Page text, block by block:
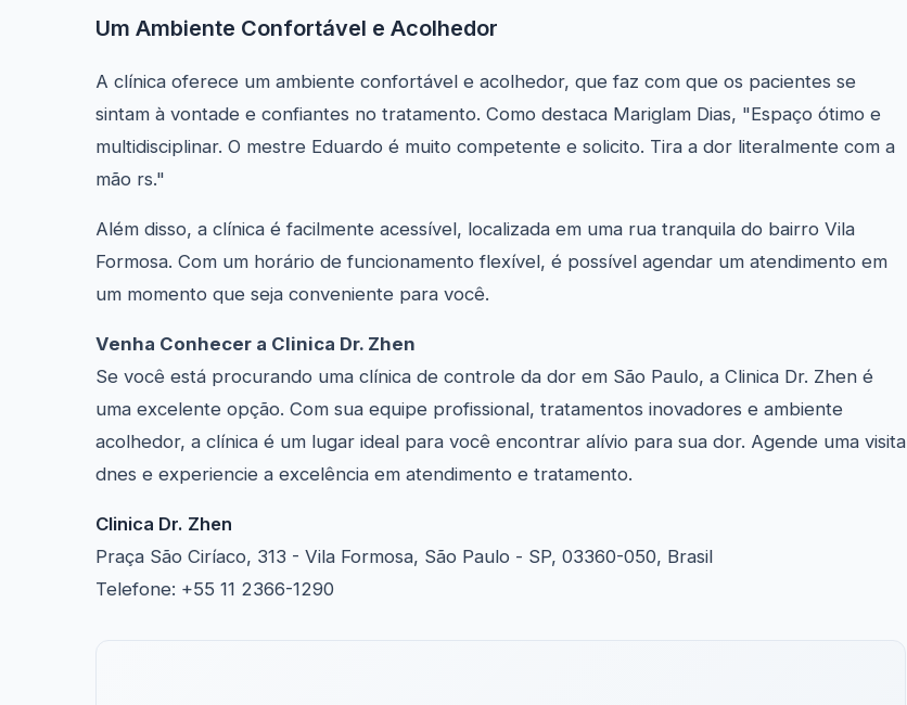
Um Ambiente Confortável e Acolhedor
A clínica oferece um ambiente confortável e acolhedor, que faz com que os pacientes se
sintam à vontade e confiantes no tratamento. Como destaca Mariglam Dias, "Espaço ótimo e
multidisciplinar. O mestre Eduardo é muito competente e solicito. Tira a dor literalmente com a
mão rs."
Além disso, a clínica é facilmente acessível, localizada em uma rua tranquila do bairro Vila
Formosa. Com um horário de funcionamento flexível, é possível agendar um atendimento em
um momento que seja conveniente para você.
Venha Conhecer a Clinica Dr. Zhen
Se você está procurando uma clínica de controle da dor em São Paulo, a Clinica Dr. Zhen é
uma excelente opção. Com sua equipe profissional, tratamentos inovadores e ambiente
acolhedor, a clínica é um lugar ideal para você encontrar alívio para sua dor. Agende uma visita
dnes e experiencie a excelência em atendimento e tratamento.
Clinica Dr. Zhen
Praça São Ciríaco, 313 - Vila Formosa, São Paulo - SP, 03360-050, Brasil
Telefone: +55 11 2366-1290